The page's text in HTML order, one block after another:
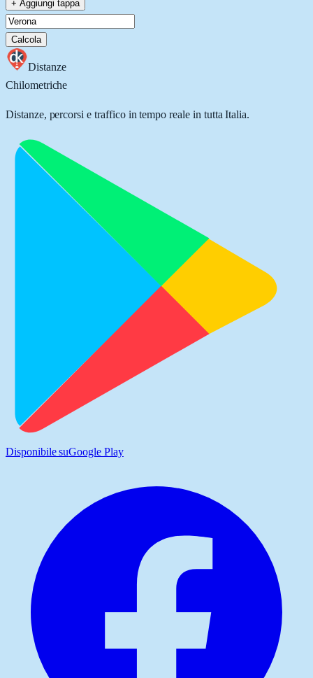
+ Aggiungi tappa
Calcola
Distanze
Chilometriche
Distanze, percorsi e traffico in tempo reale in tutta Italia.
Disponibile suGoogle Play